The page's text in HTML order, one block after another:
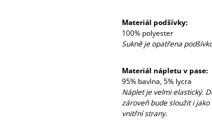
Materiál podšívky:
100% polyester
Sukně je opatřena
Materiál nápletu v pase:
95% bavlna, 5% lycra
Náplet je velmi elastický.
zároveň bude sloužit i
vnitřní strany.